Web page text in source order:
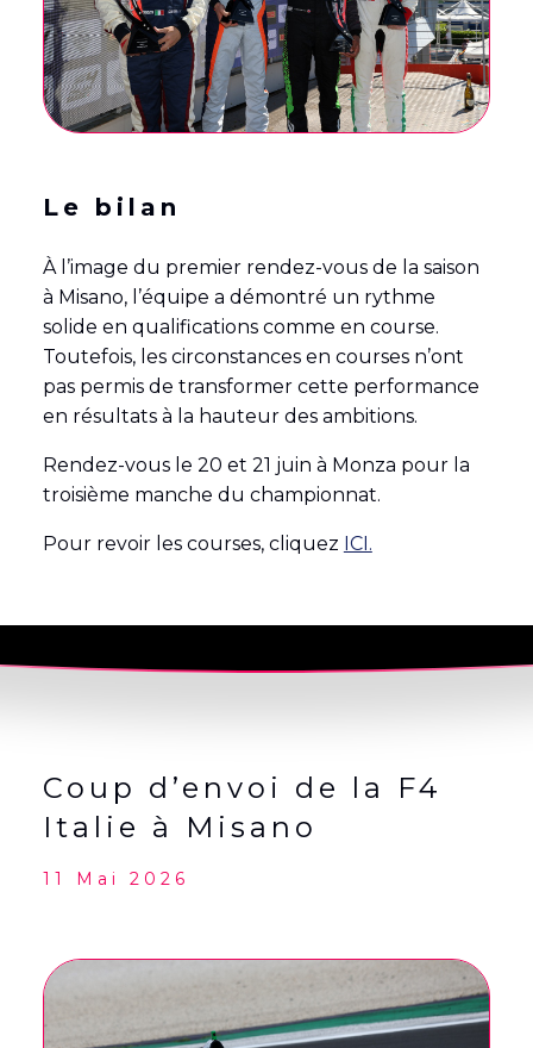
Le bilan
À l’image du premier rendez-vous de la saison
à Misano, l’équipe a démontré un rythme
solide en qualifications comme en course.
Toutefois, les circonstances en courses n’ont
pas permis de transformer cette performance
en résultats à la hauteur des ambitions.
Rendez-vous le 20 et 21 juin à Monza pour la
troisième manche du championnat.
Pour revoir les courses, cliquez ICI.
Coup d’envoi de la F4
Italie à Misano
11 Mai 2026